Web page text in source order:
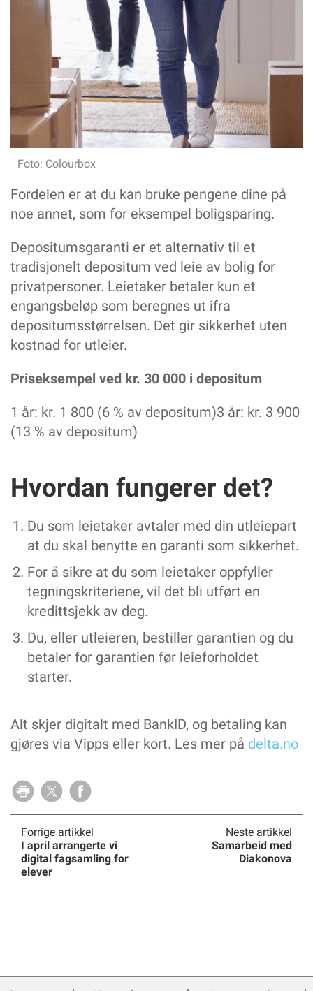
Å snakke om selvmordstanker kan redde liv
Hva skal jeg finne på i dag?
Utfordringer med boliger i nesten 9 av 10 kommuner
Bedre munnhelse med digitalt verktøy
Nå endres forståelsen av hva som er «arbeidsulykke»
Store smil i Alta – men antall heltidsutlysinger faller
Arbeidstøy er også sko og yttertøy
TEMA: TEKNOLOGI
Fasilitator, en rolle som bidrar til faglig kompetanseheving
Realistisk trening – uten risiko for pasientene
YTRINGER
Veien til flere helsefagarbeidere starter i videregående skole
Spesialiserte fosterhjem: Når hjemmet også er en
arbeidsplass
Så … hva nå? Skal kommunen kjøpe inn sko til oss?
Langvakter krever ansvar – ikke bare ønsker
DELTA INFORMERER
Tre spørsmål om attest
- De nyansatte burde ha fått heltid med én gang
HELSEFAGARBEIDERFORBUNDET
Undersøkelse avdekker ulikheter i fagprøven
Depositumsgaranti for deg som skal leie bolig
Samarbeid med Diakonova
Verveturne i Møre og Romsdal
Foto: Colourbox
Fordelen er at du kan bruke pengene dine på
noe annet, som for eksempel boligsparing.
Depositumsgaranti er et alternativ til et
tradisjonelt depositum ved leie av bolig for
privatpersoner. Leietaker betaler kun et
engangsbeløp som beregnes ut ifra
depositumsstørrelsen. Det gir sikkerhet uten
kostnad for utleier.
Priseksempel ved kr. 30 000 i depositum
1 år: kr. 1 800 (6 % av depositum)3 år: kr. 3 900
(13 % av depositum)
Hvordan fungerer det?
Du som leietaker avtaler med din utleiepart
at du skal benytte en garanti som sikkerhet.
For å sikre at du som leietaker oppfyller
tegningskriteriene, vil det bli utført en
kredittsjekk av deg.
Du, eller utleieren, bestiller garantien og du
betaler for garantien før leieforholdet
starter.
Alt skjer digitalt med BankID, og betaling kan
gjøres via Vipps eller kort. Les mer på delta.no
Forrige artikkel
I april arrangerte vi
digital fagsamling for
elever
Neste artikkel
Samarbeid med
Diakonova